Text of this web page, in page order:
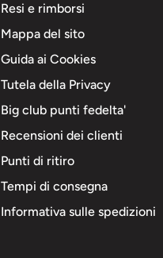
Resi e rimborsi
Mappa del sito
Guida ai Cookies
Tutela della Privacy
Big club punti fedelta'
Recensioni dei clienti
Punti di ritiro
Tempi di consegna
Informativa sulle spedizioni